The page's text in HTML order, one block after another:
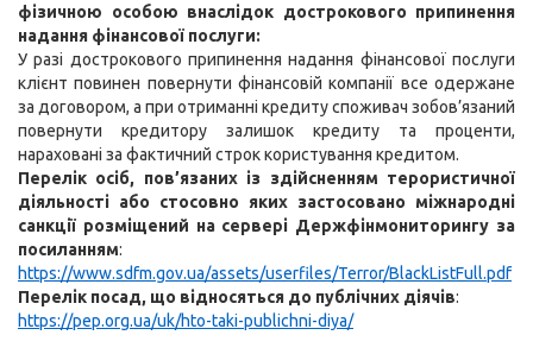
фізичною особою внаслідок дострокового припинення
надання фінансової послуги:
У разі дострокового припинення надання фінансової послуги
клієнт повинен повернути фінансовій компанії все одержане
за договором, а при отриманні кредиту споживач зобов’язаний
повернути кредитору залишок кредиту та проценти,
нараховані за фактичний строк користування кредитом.
Перелік осіб, пов’язаних із здійсненням терористичної
діяльності або стосовно яких застосовано міжнародні
санкції розміщений на сервері Держфінмониторингу за
посиланням:
https://www.sdfm.gov.ua/assets/userfiles/Terror/BlackListFull.pdf
Перелік посад, що відносяться до публічних діячів:
https://pep.org.ua/uk/hto-taki-publichni-diya/